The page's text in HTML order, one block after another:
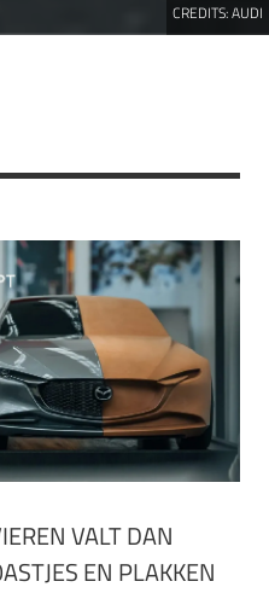
CREDITS:AUDI
VALT DAN
EN PLAKKEN